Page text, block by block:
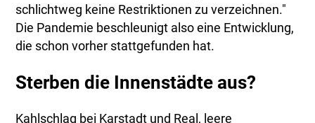
schlichtweg keine Restriktionen zu verzeichnen."
Die Pandemie beschleunigt also eine Entwicklung,
die schon vorher stattgefunden hat.
Sterben die Innenstädte aus?
Kahlschlag bei Karstadt und Real, leere